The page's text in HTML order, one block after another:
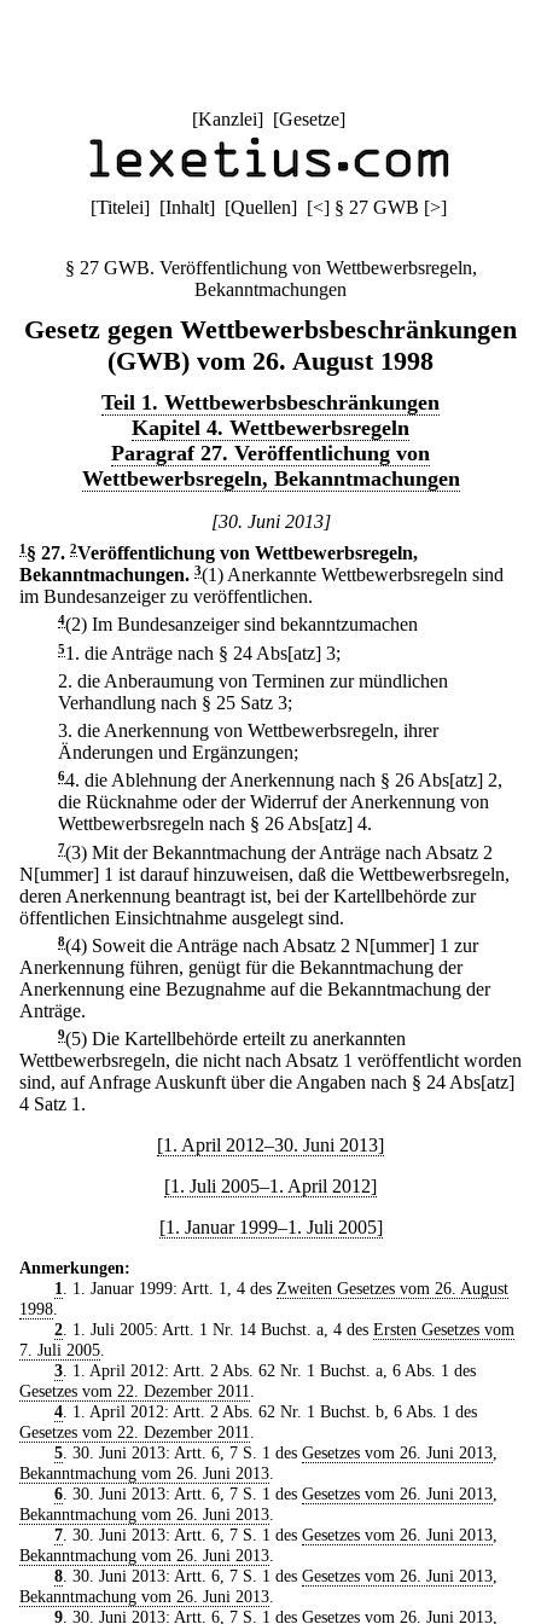
[Kanzlei] [Gesetze]
[Titelei] [Inhalt] [Quellen] [<] § 27 GWB [>]
§ 27 GWB. Veröffentlichung von Wettbewerbsregeln,
Bekanntmachungen
Gesetz gegen Wettbewerbsbeschränkungen
(GWB) vom 26. August 1998
Teil 1. Wettbewerbsbeschränkungen
Kapitel 4. Wettbewerbsregeln
Paragraf 27. Veröffentlichung von
Wettbewerbsregeln, Bekanntmachungen
[30. Juni 2013]
1 § 27. 2Veröffentlichung von Wettbewerbsregeln,
Bekanntmachungen. 3(1) Anerkannte Wettbewerbsregeln sind
im Bundesanzeiger zu veröffentlichen.
4(2) Im Bundesanzeiger sind bekanntzumachen
51. die Anträge nach § 24 Abs[atz] 3;
2. die Anberaumung von Terminen zur mündlichen
Verhandlung nach § 25 Satz 3;
3. die Anerkennung von Wettbewerbsregeln, ihrer
Änderungen und Ergänzungen;
64. die Ablehnung der Anerkennung nach § 26 Abs[atz] 2,
die Rücknahme oder der Widerruf der Anerkennung von
Wettbewerbsregeln nach § 26 Abs[atz] 4.
7(3) Mit der Bekanntmachung der Anträge nach Absatz 2
N[ummer] 1 ist darauf hinzuweisen, daß die Wettbewerbsregeln,
deren Anerkennung beantragt ist, bei der Kartellbehörde zur
öffentlichen Einsichtnahme ausgelegt sind.
8(4) Soweit die Anträge nach Absatz 2 N[ummer] 1 zur
Anerkennung führen, genügt für die Bekanntmachung der
Anerkennung eine Bezugnahme auf die Bekanntmachung der
Anträge.
9(5) Die Kartellbehörde erteilt zu anerkannten
Wettbewerbsregeln, die nicht nach Absatz 1 veröffentlicht worden
sind, auf Anfrage Auskunft über die Angaben nach § 24 Abs[atz]
4 Satz 1.
[1. April 2012–30. Juni 2013]
[1. Juli 2005–1. April 2012]
[1. Januar 1999–1. Juli 2005]
Anmerkungen:
1
. 1. Januar 1999: Artt. 1, 4 des Zweiten Gesetzes vom 26. August
1998
2. 1. Juli 2005: Artt. 1 Nr. 14 Buchst. a, 4 des Ersten Gesetzes vom
7. Juli 2005
3. 1. April 2012: Artt. 2 Abs. 62 Nr. 1 Buchst. a, 6 Abs. 1 des
Gesetzes vom 22. Dezember 2011
4. 1. April 2012: Artt. 2 Abs. 62 Nr. 1 Buchst. b, 6 Abs. 1 des
Gesetzes vom 22. Dezember 2011
5. 30. Juni 2013: Artt. 6, 7 S. 1 des Gesetzes vom 26. Juni 2013,
Bekanntmachung vom 26. Juni 2013
6. 30. Juni 2013: Artt. 6, 7 S. 1 des Gesetzes vom 26. Juni 2013,
Bekanntmachung vom 26. Juni 2013
7. 30. Juni 2013: Artt. 6, 7 S. 1 des Gesetzes vom 26. Juni 2013,
Bekanntmachung vom 26. Juni 2013
8. 30. Juni 2013: Artt. 6, 7 S. 1 des Gesetzes vom 26. Juni 2013,
Bekanntmachung vom 26. Juni 2013
9. 30. Juni 2013: Artt. 6, 7 S. 1 des Gesetzes vom 26. Juni 2013,